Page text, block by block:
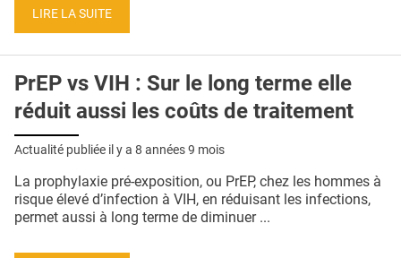
LIRE LA SUITE
PrEP vs VIH : Sur le long terme elle
réduit aussi les coûts de traitement
Actualité publiée il y a 8 années 9 mois
La prophylaxie pré-exposition, ou PrEP, chez les hommes à
risque élevé d’infection à VIH, en réduisant les infections,
permet aussi à long terme de diminuer ...